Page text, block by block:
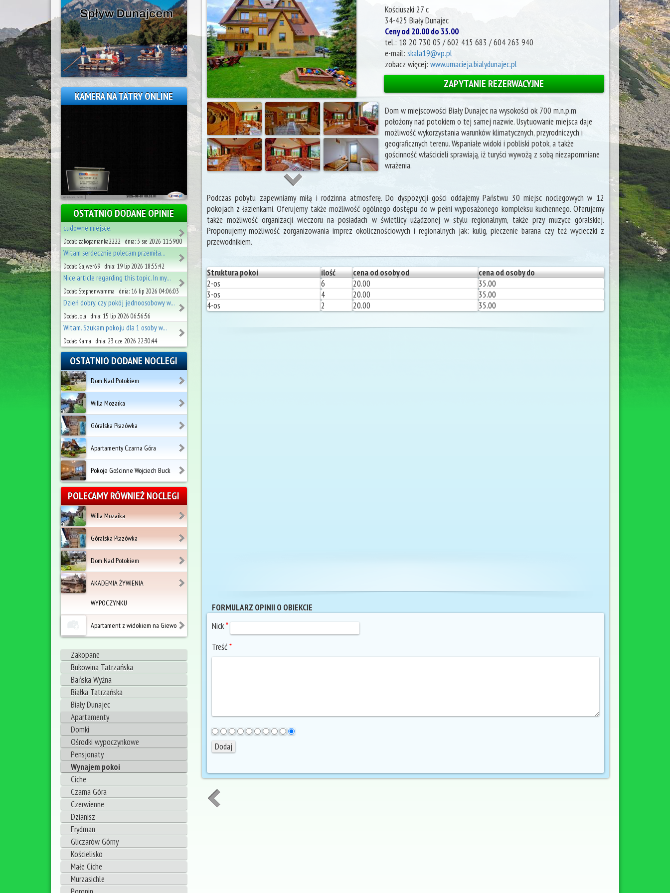
Kościuszki 27 c
34-425 Biały Dunajec
Ceny od 20.00 do 35.00
tel.: 18 20 730 05 / 602 415 683 / 604 263 940
e-mail: skala19@vp.pl
zobacz więcej: www.umacieja.bialydunajec.pl
ZAPYTANIE REZERWACYJNE
Dom w miejscowości Biały Dunajec na wysokości ok 700 m.n.p.m
położony nad potokiem o tej samej nazwie. Usytuowanie miejsca daje
możliwość wykorzystania warunków klimatycznych, przyrodniczych i
geograficznych terenu. Wspaniałe widoki i pobliski potok, a także
gościnność właścicieli sprawiają, iż turyści wywożą z sobą niezapomniane
wrażenia.
Podczas pobytu zapewniamy miłą i rodzinna atmosferę. Do dyspozycji gości oddajemy Państwu 30 miejsc noclegowych w 12
pokojach z łazienkami. Oferujemy także możliwość ogólnego dostępu do w pełni wyposażonego kompleksu kuchennego. Oferujemy
także możliwość organizacji wieczoru na posiadach w świetlicy użądzonej w stylu regionalnym, także przy muzyce góralskiej.
Proponujemy możliwość zorganizowania imprez okolicznościowych i regionalnych jak: kulig, pieczenie barana czy też wycieczki z
przewodnikiem.
Struktura pokoi ilość cena od osoby od
cena od osoby do
2-os
6 20.00
35.00
3-os
4 20.00
35.00
4-os
2 20.00 35.00
FORMULARZ OPINII O OBIEKCIE
Nick*
Treść*
KAMERA NA TATRY ONLINE
OSTATNIO DODANE OPINIE
cudowne miejsce.
Dodał: zakopanianka2222 dnia: 3 sie 2026 11:59:00
Witam serdecznie polecam przemiła...
Dodał: Gajwer69 dnia: 19 lip 2026 18:55:42
Nice article regarding this topic. In my...
Dodał: Stephenwamma dnia: 16 lip 2026 04:06:03
Dzień dobry, czy pokój jednoosobowy w...
Dodał: Jola dnia: 15 lip 2026 06:56:56
Witam. Szukam pokoju dla 1 osoby w...
Dodał: Kama dnia: 23 cze 2026 22:30:44
OSTATNIO DODANE NOCLEGI
Dom Nad Potokiem
Willa Mozaika
Góralska Płazówka
Apartamenty Czarna Góra
Pokoje Gościnne Wojciech Buck
POLECAMY RÓWNIEŻ NOCLEGI
Willa Mozaika
Góralska Płazówka
Dom Nad Potokiem
AKADEMIA ŻYWIENIA
WYPOCZYNKU
Apartament z widokiem na Giewo
Zakopane
Bukowina Tatrzańska
Bańska Wyżna
Białka Tatrzańska
Biały Dunajec
Apartamenty
Domki
Ośrodki wypoczynkowe
Pensjonaty
Wynajem pokoi
Ciche
Czarna Góra
Czerwienne
Dzianisz
Frydman
Gliczarów Górny
Kościelisko
Małe Ciche
Murzasichle